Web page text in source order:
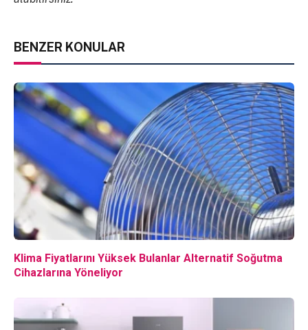
BENZER KONULAR
Klima Fiyatlarını Yüksek Bulanlar Alternatif Soğutma
Cihazlarına Yöneliyor